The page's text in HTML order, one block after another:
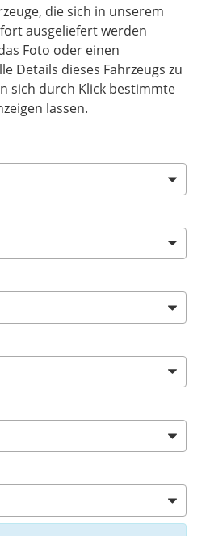
die sich in unserem
ausgeliefert werden
Foto oder einen
Details dieses Fahrzeugs zu
sich durch Klick bestimmte
lassen.